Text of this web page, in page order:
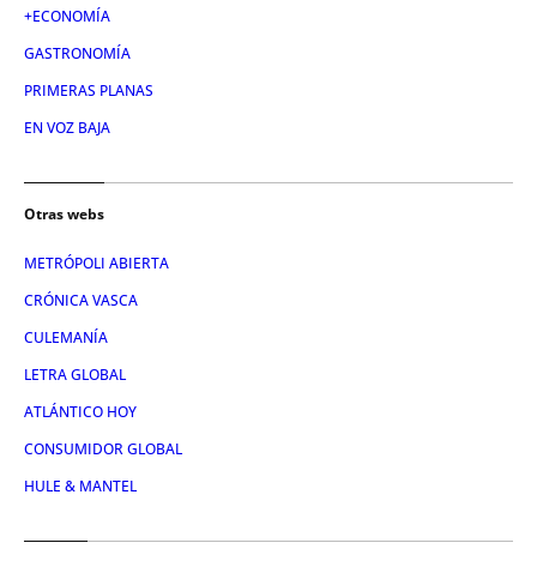
+ECONOMÍA
GASTRONOMÍA
PRIMERAS PLANAS
EN VOZ BAJA
Otras webs
METRÓPOLI ABIERTA
CRÓNICA VASCA
CULEMANÍA
LETRA GLOBAL
ATLÁNTICO HOY
CONSUMIDOR GLOBAL
HULE & MANTEL